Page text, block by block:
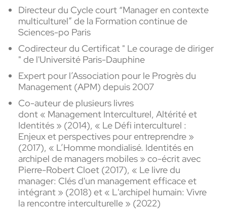
Directeur du Cycle court “Manager en contexte
multiculturel” de la Formation continue de
Sciences-po Paris
Codirecteur du Certificat " Le courage de diriger
" de l'Université Paris-Dauphine
Expert pour l’Association pour le Progrès du
Management (APM) depuis 2007
Co-auteur de plusieurs livres
dont « Management Interculturel, Altérité et
Identités » (2014), « Le Défi interculturel :
Enjeux et perspectives pour entreprendre »
(2017), « L’Homme mondialisé. Identités en
archipel de managers mobiles » co-écrit avec
Pierre-Robert Cloet (2017), « Le livre du
manager: Clés d'un management efficace et
intégrant » (2018) et « L'archipel humain: Vivre
la rencontre interculturelle » (2022)